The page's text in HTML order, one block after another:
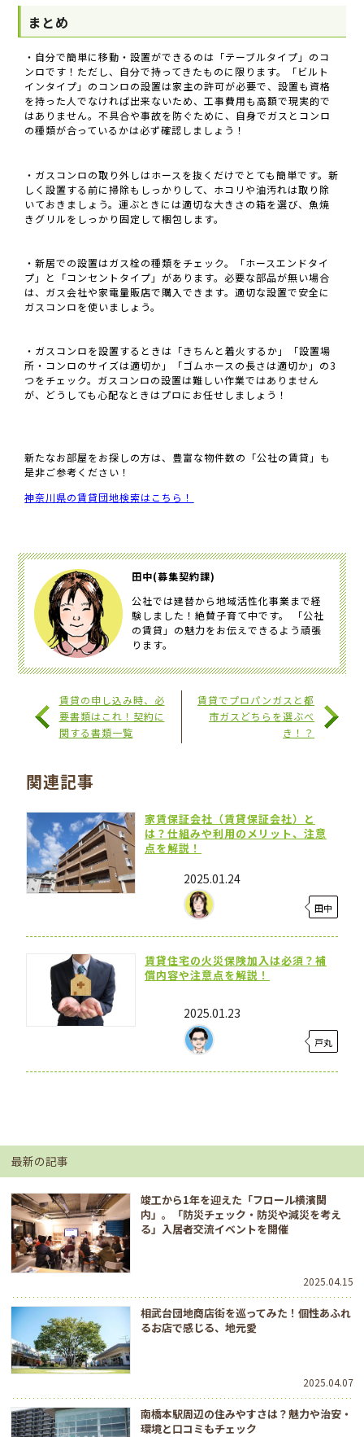
まとめ
・自分で簡単に移動・設置ができるのは「テーブルタイプ」のコ
ンロです！ただし、自分で持ってきたものに限ります。「ビルト
インタイプ」のコンロの設置は家主の許可が必要で、設置も資格
を持った人でなければ出来ないため、工事費用も高額で現実的で
はありません。不具合や事故を防ぐために、自身でガスとコンロ
の種類が合っているかは必ず確認しましょう！
・ガスコンロの取り外しはホースを抜くだけでとても簡単です。新
しく設置する前に掃除もしっかりして、ホコリや油汚れは取り除
いておきましょう。運ぶときには適切な大きさの箱を選び、魚焼
きグリルをしっかり固定して梱包します。
・新居での設置はガス栓の種類をチェック。「ホースエンドタイ
プ」と「コンセントタイプ」があります。必要な部品が無い場合
は、ガス会社や家電量販店で購入できます。適切な設置で安全に
ガスコンロを使いましょう。
・ガスコンロを設置するときは「きちんと着火するか」「設置場
所・コンロのサイズは適切か」「ゴムホースの長さは適切か」の3
つをチェック。ガスコンロの設置は難しい作業ではありません
が、どうしても心配なときはプロにお任せしましょう！
新たなお部屋をお探しの方は、豊富な物件数の「公社の賃貸」も
是非ご参考ください！
神奈川県の賃貸団地検索はこちら！
田中(募集契約課)
公社では建替から地域活性化事業まで経
験しました！絶賛子育て中です。 「公社
の賃貸」の魅力をお伝えできるよう頑張
ります。
賃貸の申し込み時、必
要書類はこれ！契約に
関する書類一覧
賃貸でプロパンガスと都
市ガスどちらを選ぶべ
き！？
関連記事
家賃保証会社（賃貸保証会社）と
は？仕組みや利用のメリット、注意
点を解説！
2025.01.24
田中
賃貸住宅の火災保険加入は必須？補
償内容や注意点を解説！
2025.01.23
戸丸
最新の記事
竣工から1年を迎えた「フロール横濱関
内」。「防災チェック・防災や減災を考え
る」入居者交流イベントを開催
2025.04.15
相武台団地商店街を巡ってみた！個性あふれ
るお店で感じる、地元愛
2025.04.07
南橋本駅周辺の住みやすさは？魅力や治安・
環境と口コミもチェック